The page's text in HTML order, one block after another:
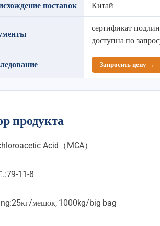
поставок Китай
сертификат
доступна по
Запросить цену →
продукта
Acid（MCA）
11-8
:25кг/мешок, 1000kg/big bag